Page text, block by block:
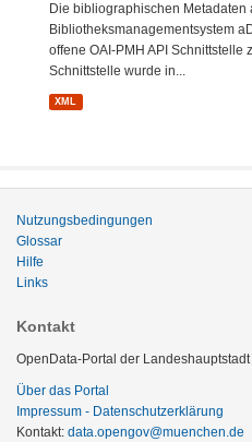
Die bibliographischen Metadaten
Bibliotheksmanagementsystem
offene OAI-PMH API Schnittstelle
Schnittstelle wurde in...
XML
Nutzungsbedingungen
Glossar
Hilfe
Links
Kontakt
OpenData-Portal der
Über das Portal
Impressum - Datenschutzerklärung
Kontakt: data.opengov@muenchen.de